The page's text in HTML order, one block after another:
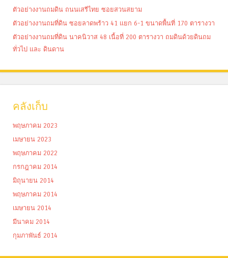
ตัวอย่างงานถมดิน ถนนเสรีไทย ซอยสวนสยาม
ตัวอย่างงานถมที่ดิน ซอยลาดพร้าว 41 แยก 6-1 ขนาดพื้นที่ 170 ตารางวา
ตัวอย่างงานถมที่ดิน นาคนิวาส 48 เนื้อที่ 200 ตารางวา ถมดินด้วยดินถม
ทั่วไป และ ดินดาน
คลังเก็บ
พฤษภาคม 2023
เมษายน 2023
พฤษภาคม 2022
กรกฎาคม 2014
มิถุนายน 2014
พฤษภาคม 2014
เมษายน 2014
มีนาคม 2014
กุมภาพันธ์ 2014